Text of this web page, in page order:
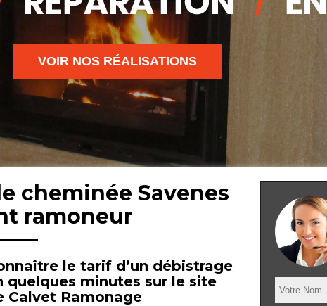
VOIR NOS RÉALISATIONS
cheminée Savenes
ramoneur
le tarif d’un débistrage
quelques minutes sur le site
Calvet Ramonage